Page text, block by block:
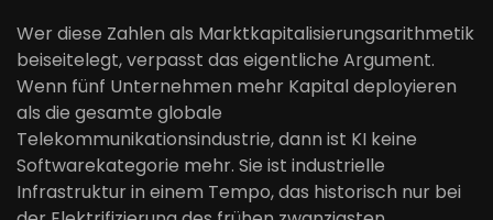
Wer diese Zahlen als Marktkapitalisierungsarithmetik
beiseitelegt, verpasst das eigentliche Argument.
Wenn fünf Unternehmen mehr Kapital deployieren
als die gesamte globale
Telekommunikationsindustrie, dann ist KI keine
Softwarekategorie mehr. Sie ist industrielle
Infrastruktur in einem Tempo, das historisch nur bei